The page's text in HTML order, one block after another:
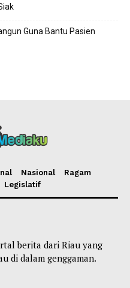
Guna Bantu Pasien
Nasional
Ragam
Legislatif
berita dari Riau yang
di dalam genggaman.